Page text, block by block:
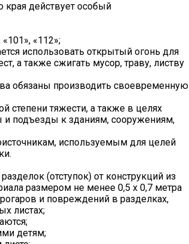
действует особый
«112»;
использовать открытый огонь для
а также сжигать мусор, траву, листву
обязаны производить своевременную
степени тяжести, а также в целях
и подъезды к зданиям, сооружениям,
используемым для целей
(отступок) от конструкций из
размером не менее 0,5 x 0,7 метра
и повреждений в разделках,
листах;
детям;